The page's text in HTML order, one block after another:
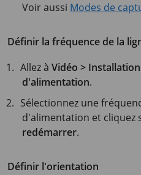
Voir aussi Modes de
Définir la fréquence de la
Allez àVidéo >
d'alimentation.
Sélectionnez une
d'alimentation et cliquez
redémarrer.
Définir l'orientation